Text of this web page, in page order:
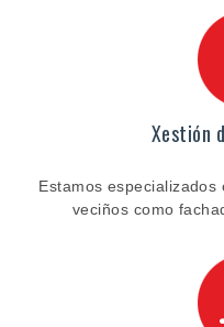
Xestión
Estamos
veciños como